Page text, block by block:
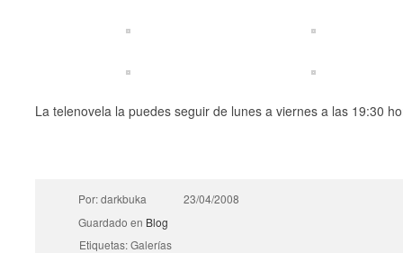
La telenovela la puedes seguir de lunes a viernes a las 19:30
Por: darkbuka
23/04/2008
Guardado en Blog
Etiquetas: Galerías